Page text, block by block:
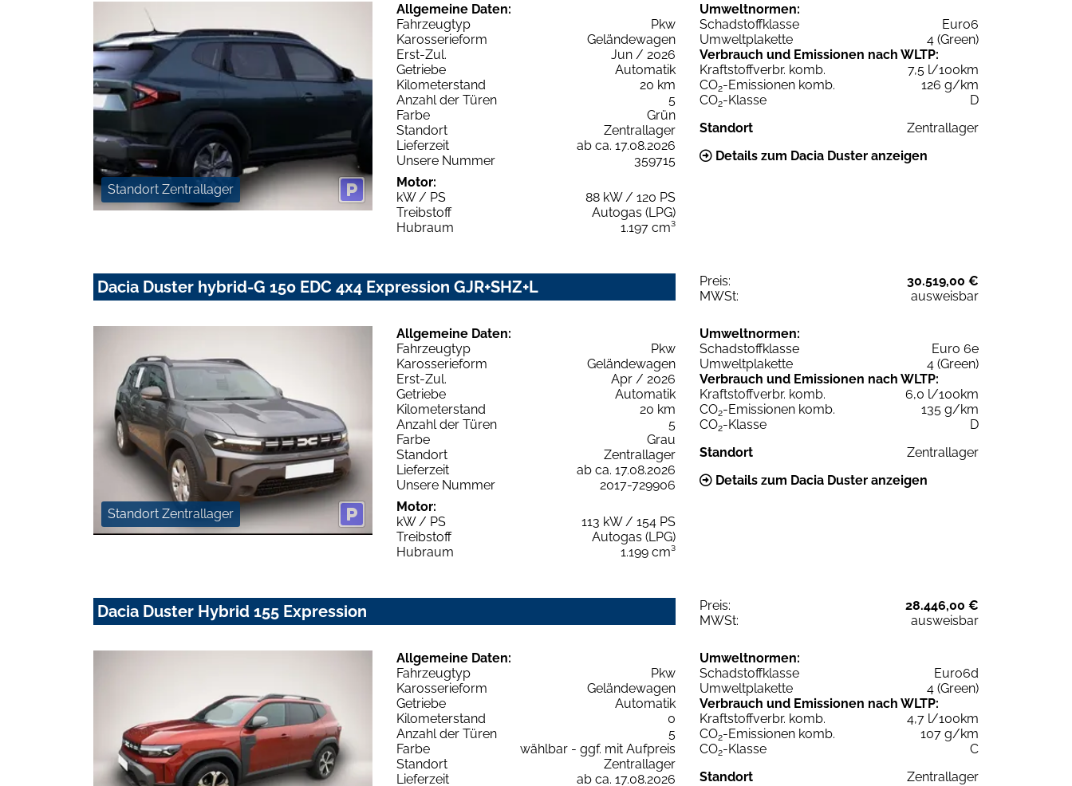
Standort Zentrallager
Allgemeine Daten:
Fahrzeugtyp
Pkw
Karosserieform
Geländewagen
Erst-Zul.
Jun / 2026
Getriebe
Automatik
Kilometerstand
20 km
Anzahl der Türen
5
Farbe
Grün
Standort
Zentrallager
Lieferzeit
ab ca. 17.08.2026
Unsere Nummer
359715
Motor:
kW / PS
88 kW / 120 PS
Treibstoff
Autogas (LPG)
Hubraum
1.197 cm³
Umweltnormen:
Schadstoffklasse
Euro6
Umweltplakette
4 (Green)
Verbrauch und Emissionen nach WLTP:
Kraftstoffverbr. komb.
7,5 l/100km
CO2-Emissionen komb.
126 g/km
CO2-Klasse
D
Standort
Zentrallager
Details zum Dacia Duster anzeigen
Dacia Duster hybrid-G 150 EDC 4x4 Expression GJR+SHZ+L Preis:
30.519,00 €
MWSt:
ausweisbar
Standort Zentrallager
Allgemeine Daten:
Fahrzeugtyp
Pkw
Karosserieform
Geländewagen
Erst-Zul.
Apr / 2026
Getriebe
Automatik
Kilometerstand
20 km
Anzahl der Türen
5
Farbe
Grau
Standort
Zentrallager
Lieferzeit
ab ca. 17.08.2026
Unsere Nummer
2017-729906
Motor:
kW / PS
113 kW / 154 PS
Treibstoff
Autogas (LPG)
Hubraum
1.199 cm³
Umweltnormen:
Schadstoffklasse
Euro 6e
Umweltplakette
4 (Green)
Verbrauch und Emissionen nach WLTP:
Kraftstoffverbr. komb.
6,0 l/100km
CO2-Emissionen komb.
135 g/km
CO2-Klasse
D
Standort
Zentrallager
Details zum Dacia Duster anzeigen
Dacia Duster Hybrid 155 Expression Preis:
28.446,00 €
MWSt:
ausweisbar
Allgemeine Daten:
Fahrzeugtyp
Pkw
Karosserieform
Geländewagen
Getriebe
Automatik
Kilometerstand
0
Anzahl der Türen
5
Farbe
wählbar - ggf. mit Aufpreis
Standort
Zentrallager
Lieferzeit
ab ca. 17.08.2026
Umweltnormen:
Schadstoffklasse
Euro6d
Umweltplakette
4 (Green)
Verbrauch und Emissionen nach WLTP:
Kraftstoffverbr. komb.
4,7 l/100km
CO2-Emissionen komb.
107 g/km
CO2-Klasse
C
Standort
Zentrallager